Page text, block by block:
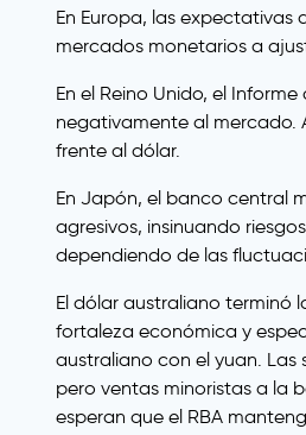
En Europa, las
mercados monetarios a
En el Reino Unido, el
negativamente al mercado.
frente al dólar.
En Japón, el banco central
agresivos, insinuando
dependiendo de las
El dólar australiano terminó
fortaleza económica y
australiano con el yuan.
pero ventas minoristas a la
esperan que el RBA